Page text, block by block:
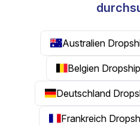
Australien
Belgien
Deutschland
Frankreich